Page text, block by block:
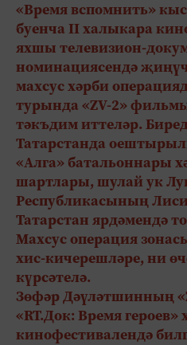
«Время вспомнить»
буенча II халыкара
яхшы телевизион-
номинациясендә
махсус хәрби
турында «ZV-2»
тәкъдим иттеләр.
Татарстанда
«Алга» батальоннары
шартлары, шулай ук
Республикасының
Татарстан ярдәмендә
Махсус операция
хис-кичерешләре, ни
күрсәтелә.
Зөфәр Дәүләтшинның
«RT.Док: Время
кинофестивалендә